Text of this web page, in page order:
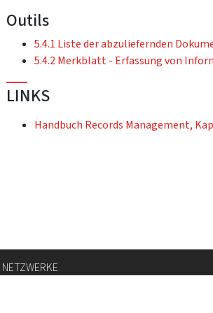
Outils
5.4.1 Liste der abzuliefernden
5.4.2 Merkblatt - Erfassung von
LINKS
Handbuch Records Management,